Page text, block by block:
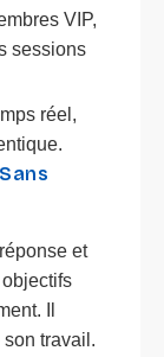
VIP,
sessions
réel,
et
Il
travail.